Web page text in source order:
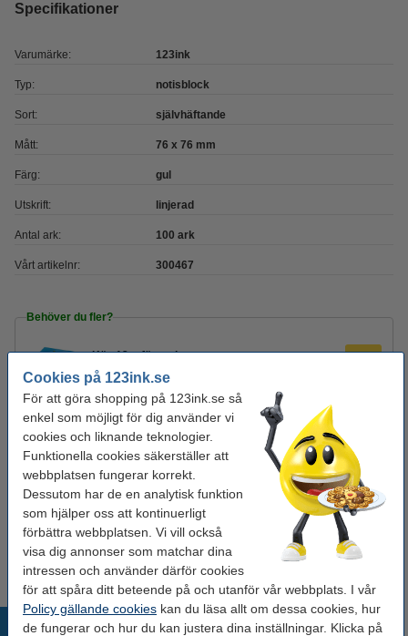
Cookies på 123ink.se
För att göra shopping på 123ink.se så
enkel som möjligt för dig använder vi
cookies och liknande teknologier.
Funktionella cookies säkerställer att
webbplatsen fungerar korrekt.
Dessutom har de en analytisk funktion
som hjälper oss att kontinuerligt
förbättra webbplatsen. Vi vill också
visa dig annonser som matchar dina
intressen och använder därför cookies
för att spåra ditt beteende på och utanför vår webbplats. I vår
Policy gällande cookies kan du läsa allt om dessa cookies, hur
de fungerar och hur du kan justera dina inställningar. Klicka på
Specifikationer
Varumärke: 123ink
Typ: notisblock
Sort: självhäftande
Mått: 76 x 76 mm
Färg: gul
Utskrift: linjerad
Antal ark: 100 ark
Vårt artikelnr: 300467
Behöver du fler?
Köp12stför endast
225 kr
Tips! Köp med pennor!
Bläckpenna | 123ink | gul | 10st
40 kr
Kulspetspenna | Pentel Energel BL107 | blå
29 kr
Populära produkter